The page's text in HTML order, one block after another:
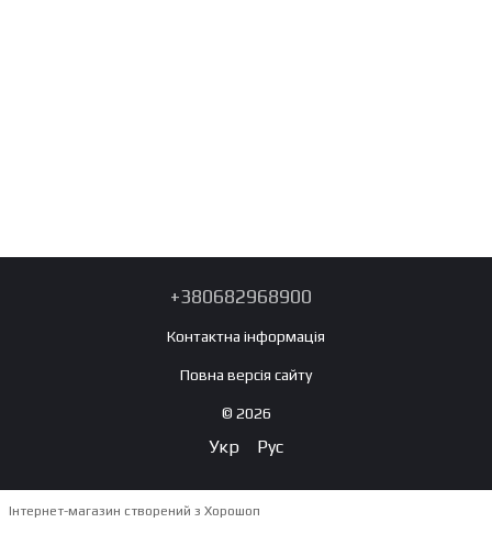
+380682968900
Контактна інформація
Повна версія сайту
© 2026
Укр Рус
Інтернет-магазин створений з Хорошоп